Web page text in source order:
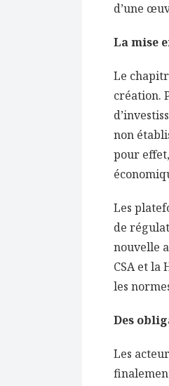
d’une
La mise
Le
création.
non
pour
Les
de
nouvelle
CSA et la
les
Des
Les